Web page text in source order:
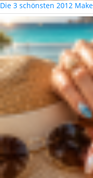
Die 3 schönsten 2012